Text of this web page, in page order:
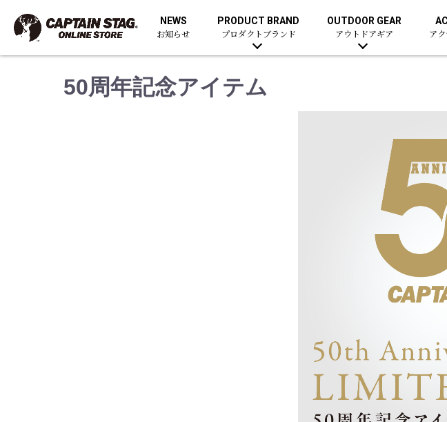
NEWS
お知らせ
PRODUCT BRAND
プロダクトブランド
OUTDOOR GEAR
アウトドアギア ア
50周年記念アイテム